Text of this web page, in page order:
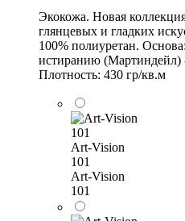
Экокожа. Новая
глянцевых и гладких
100% полиуретан.
истиранию (Мартиндейл)
Плотность: 430 гр/кв.м
Art-Vision
101
Art-Vision
101